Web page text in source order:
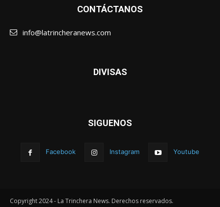
CONTÁCTANOS
info@latrincheranews.com
DIVISAS
SIGUENOS
Facebook Instagram Youtube
Copyright 2024 - La Trinchera News. Derechos reservados.